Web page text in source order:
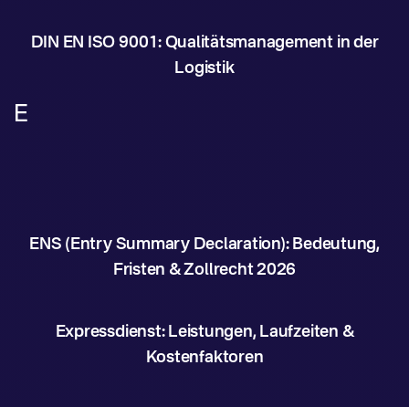
DIN EN ISO 9001: Qualitätsmanagement in der
Logistik
E
ENS (Entry Summary Declaration): Bedeutung,
Fristen & Zollrecht 2026
Expressdienst: Leistungen, Laufzeiten &
Kostenfaktoren